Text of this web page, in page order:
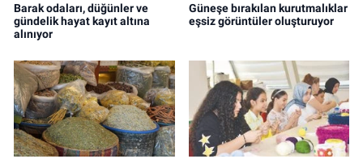
Barak odaları, düğünler ve
gündelik hayat kayıt altına
alınıyor
Güneşe bırakılan kurutmalıklar
eşsiz görüntüler oluşturuyor